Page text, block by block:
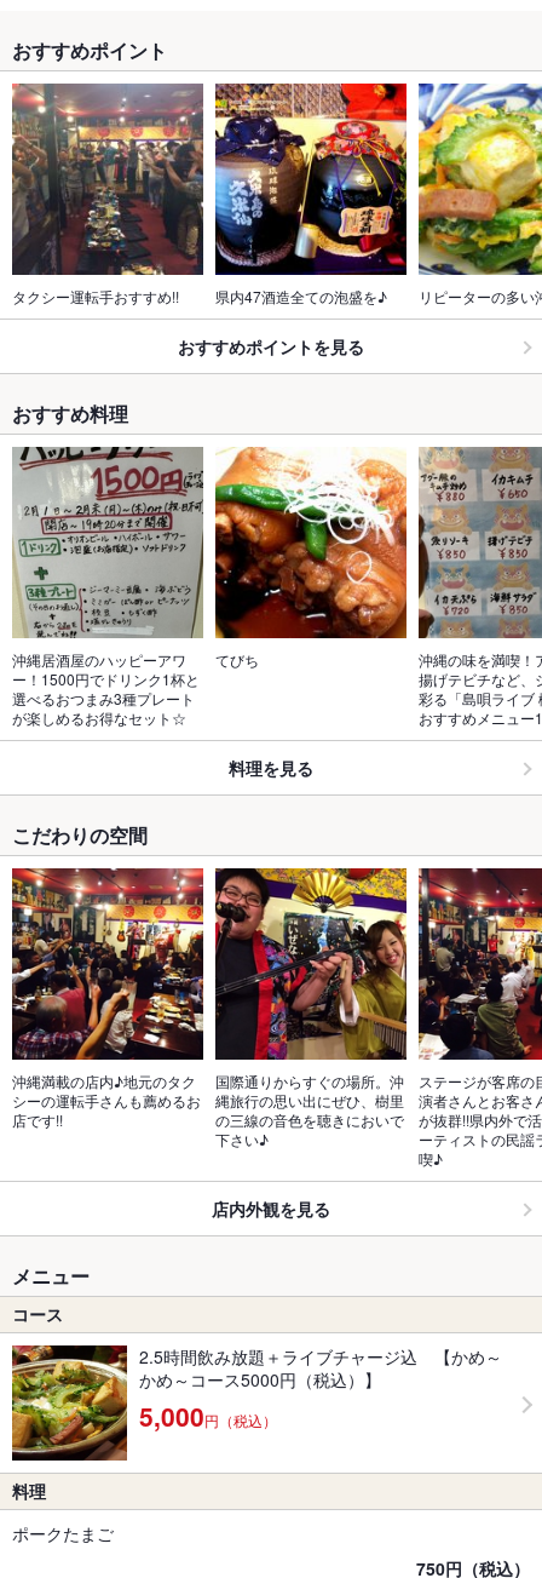
おすすめポイント
タクシー運転手おすすめ!! 県内47酒造全ての泡盛を♪ リピーターの多い
おすすめポイントを見る
おすすめ料理
沖縄居酒屋のハッピーアワ
ー！1500円でドリンク1杯と
選べるおつまみ3種プレート
が楽しめるお得なセット☆
てびち
沖縄の味を満喫！
揚げテビチなど、
彩る「島唄ライブ
おすすめメニュー
料理を見る
こだわりの空間
沖縄満載の店内♪地元のタク
シーの運転手さんも薦めるお
店です!!
国際通りからすぐの場所。沖
縄旅行の思い出にぜひ、樹里
の三線の音色を聴きにおいで
下さい♪
ステージが客席の
演者さんとお客さ
が抜群!!県内外で
ーティストの民謡
喫♪
店内外観を見る
メニュー
コース
2.5時間飲み放題＋ライブチャージ込 【かめ～
かめ～コース5000円（税込）】
5,000円（税込）
料理
ポークたまご
750円（税込）